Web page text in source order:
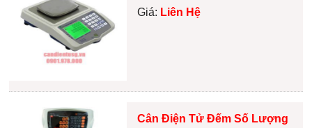
Giá: Liên Hệ
Cân Điện Tử Đếm Số Lượng